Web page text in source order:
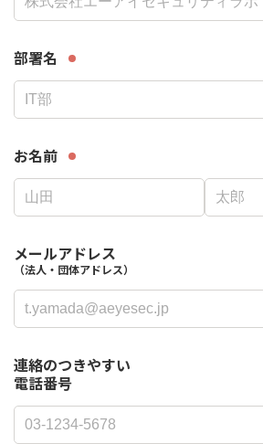
部署名
お名前
メールアドレス
（法人・団体アドレス）
連絡のつきやすい
電話番号